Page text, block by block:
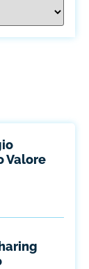
Valore